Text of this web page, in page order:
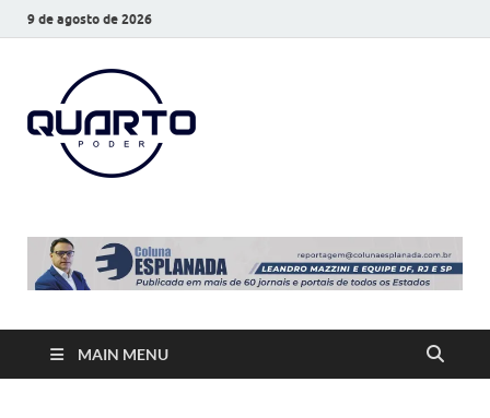
9 de agosto de 2026
MAIN MENU